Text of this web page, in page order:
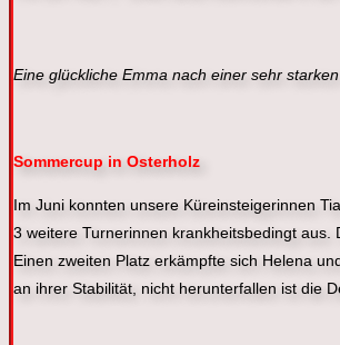
Eine glückliche Emma nach einer sehr
Sommercup in Osterholz
Im Juni konnten unsere Küreinsteigerinnen
3 weitere Turnerinnen krankheitsbedingt
Einen zweiten Platz erkämpfte sich Helena
an ihrer Stabilität, nicht herunterfallen ist die